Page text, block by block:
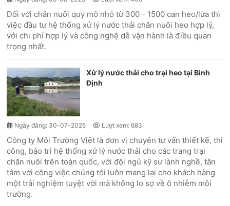
Đối với chăn nuôi quy mô nhỏ từ 300 - 1500 can heo/lứa thì
việc đầu tư hệ thống xử lý nước thải chăn nuôi heo hợp lý,
với chi phí hợp lý và công nghệ dễ vận hành là điều quan
trọng nhất.
Xử lý nước thải cho trại heo tại Bình
Định
Ngày đăng: 30-07-2025 Lượt xem: 683
Công ty Môi Trường Việt là đơn vị chuyên tư vấn thiết kế, thi
công, bảo trì hệ thống xử lý nước thải cho các trang trại
chăn nuôi trên toàn quốc, với đội ngủ kỹ sư lành nghề, tân
tâm với công việc chúng tôi luôn mang lại cho khách hàng
một trải nghiệm tuyệt vời mà không lo sợ về ô nhiễm môi
trường.